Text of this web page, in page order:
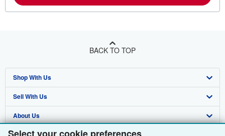
BACK TO TOP
Shop With Us
Advanced Search
Browse Collections
Sell With Us
Start Selling
About Us